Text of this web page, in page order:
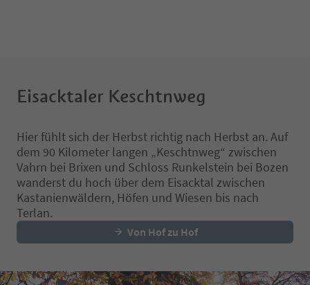
Eisacktaler Keschtnweg
Hier fühlt sich der Herbst richtig nach Herbst an. Auf
dem 90 Kilometer langen „Keschtnweg“ zwischen
Vahrn bei Brixen und Schloss Runkelstein bei Bozen
wanderst du hoch über dem Eisacktal zwischen
Kastanienwäldern, Höfen und Wiesen bis nach
Terlan.
Von Hof zu Hof